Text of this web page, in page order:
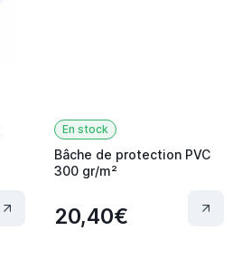
En stock
Bâche de protection PVC
300 gr/m²
20,40€